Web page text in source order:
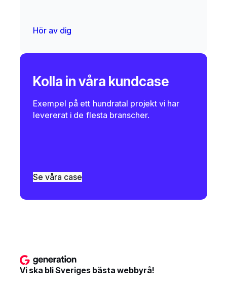
Hör av dig
Kolla in våra kundcase
Exempel på ett hundratal projekt vi har
levererat i de flesta branscher.
Se våra case
Vi ska bli Sveriges bästa webbyrå!